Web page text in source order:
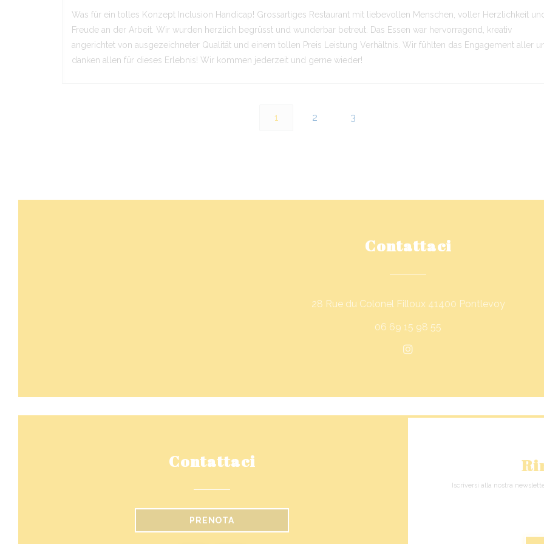
Was für ein tolles Konzept Inclusion Handicap! Grossartiges Restaurant mit liebevollen Menschen, voller Herzlichkeit
Freude an der Arbeit. Wir wurden herzlich begrüsst und wunderbar betreut. Das Essen war hervorragend, kreativ
angerichtet von ausgezeichneter Qualität und einem tollen Preis Leistung Verhältnis. Wir fühlten das Engagement aller
danken allen für dieses Erlebnis! Wir kommen jederzeit und gerne wieder!
1 2 3
Contattaci
28 Rue du Colonel Filloux 41400 Pontlevoy((apre
06 69 15 98 55
Instagram ((apre una
Contattaci
PRENOTA
Iscriversi alla nostra